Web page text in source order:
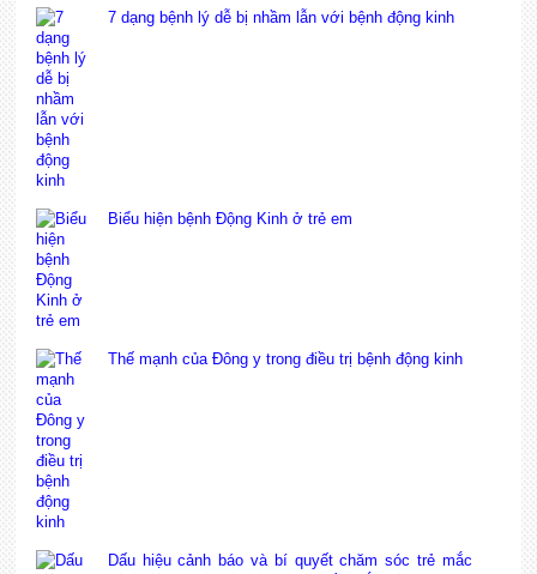
7 dạng bệnh lý dễ bị nhầm lẫn với bệnh động kinh
Biểu hiện bệnh Động Kinh ở trẻ em
Thế mạnh của Đông y trong điều trị bệnh động kinh
Dấu hiệu cảnh báo và bí quyết chăm sóc trẻ mắc